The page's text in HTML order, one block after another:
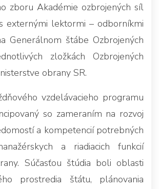
zboru Akadémie ozbrojených síl
externými lektormi – odborníkmi
Generálnom štábe Ozbrojených
zložkách Ozbrojených
obrany SR.
vzdelávacieho programu
so zameraním na rozvoj
a kompetencií potrebných
a riadiacich funkcií
Súčasťou štúdia boli oblasti
prostredia štátu, plánovania